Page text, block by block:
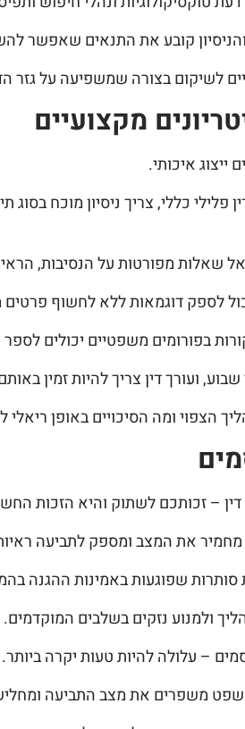
קובע את התנאים שאפשר
לשיקום בצורה שמשפיעה על גזר
מקצועיים
ייצוג איכותי.
כללי, צריך ניסיון מוכח בסוג
שאלות מפורטות על הנסיבות,
לספק דוגמאות ללא לחשוף פרטים
בפורומים משפטיים יכולים
ועורך דין צריך להיות זמין
הצפוי ומה הסיכויים באופן
– זכותכם לשתוק והיא הזכות
את המצב ומספק לתביעה
סותרות שפוגעות באמינות ההגנה
ולמנוע נזקים בשלבים המוקדמים.
– עלולה להיות טעות יקרה ביותר.
משפט משפרים את מצב התביעה